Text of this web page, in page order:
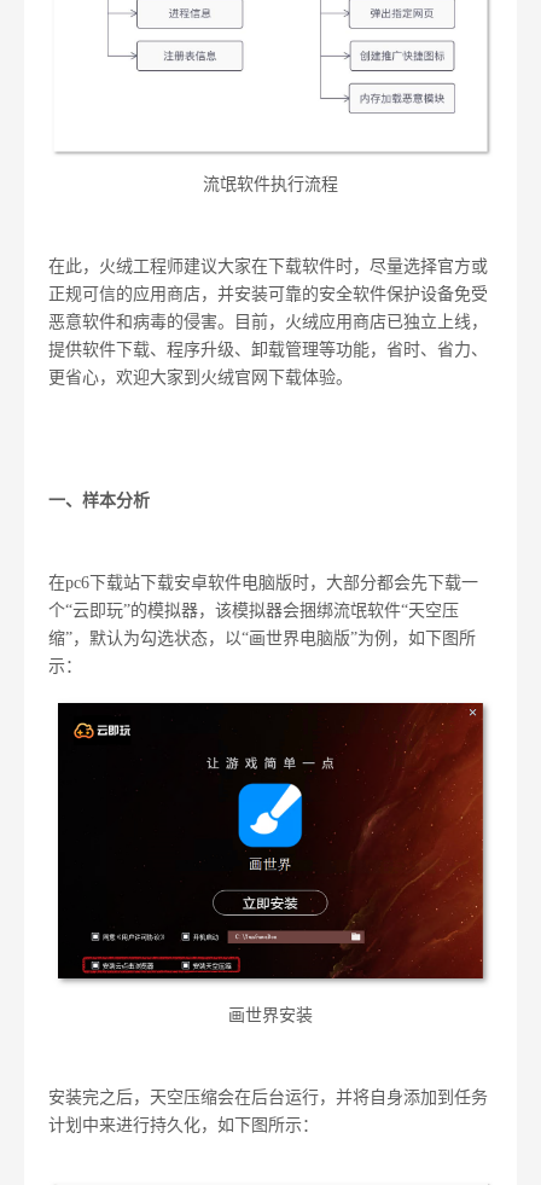
流氓软件执行流程
在此，火绒工程师建议大家在下载软件时，尽量选择官方或
正规可信的应用商店，并安装可靠的安全软件保护设备免受
恶意软件和病毒的侵害。目前，火绒应用商店已独立上线，
提供软件下载、程序升级、卸载管理等功能，省时、省力、
更省心，欢迎大家到火绒官网下载体验。
一、样本分析
在pc6 下载站下载安卓软件电脑版时，大部分都会先下载一
个“云即玩”的模拟器，该模拟器会捆绑流氓软件“天空压
缩”，默认为勾选状态，以“画世界电脑版”为例，如下图所
示：
画世界安装
安装完之后，天空压缩会在后台运行，并将自身添加到任务
计划中来进行持久化，如下图所示：